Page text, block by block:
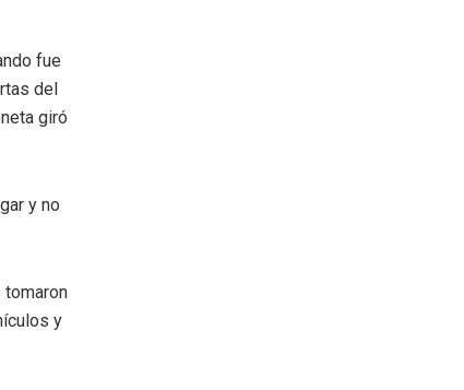
fue
del
giró
y no
tomaron
y